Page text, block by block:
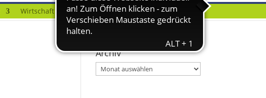
Wirtschaft Bauen & Umwelt
Archiv
Archiv